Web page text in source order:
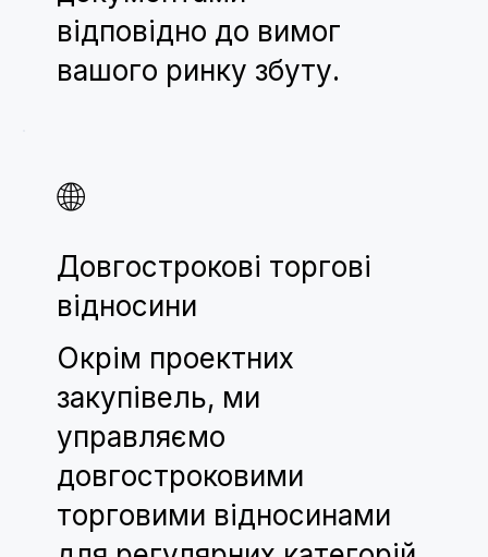
відповідно до вимог
вашого ринку збуту.
🌐
Довгострокові торгові
відносини
Окрім проектних
закупівель, ми
управляємо
довгостроковими
торговими відносинами